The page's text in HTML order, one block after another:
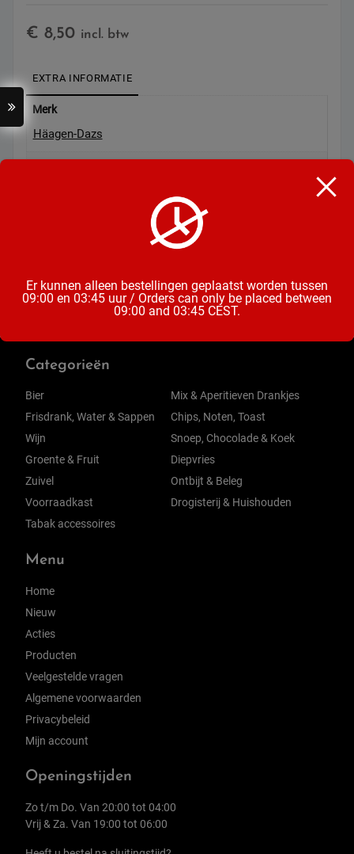
€ 8,50 incl. btw
EXTRA INFORMATIE
Merk
Häagen-Dazs
Categorieën
Bier
Frisdrank, Water & Sappen
Wijn
Groente & Fruit
Zuivel
Voorraadkast
Tabak accessoires
Mix & Aperitieven Drankjes
Chips, Noten, Toast
Snoep, Chocolade & Koek
Diepvries
Ontbijt & Beleg
Drogisterij & Huishouden
Menu
Home
Nieuw
Acties
Producten
Veelgestelde vragen
Algemene voorwaarden
Privacybeleid
Mijn account
Openingstijden
Zo t/m Do. Van 20:00 tot 04:00
Vrij & Za. Van 19:00 tot 06:00
Er kunnen alleen bestellingen geplaatst worden tussen
09:00 en 03:45 uur / Orders can only be placed between
09:00 and 03:45 CEST.